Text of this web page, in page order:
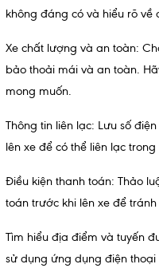
không đáng có và hiểu rõ về
Xe chất lượng và an toàn:
bảo thoải mái và an toàn.
mong muốn.
Thông tin liên lạc: Lưu số
lên xe để có thể liên lạc
Điều kiện thanh toán: Thảo
toán trước khi lên xe để
Tìm hiểu địa điểm và tuyến
sử dụng ứng dụng điện